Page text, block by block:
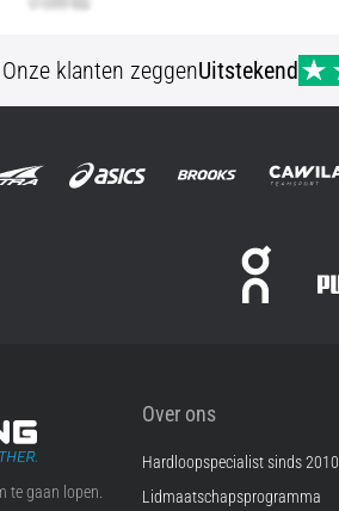
Onze klanten zeggenUitstekend
te gaan lopen.
Over ons
Hardloopspecialist sinds 2010
Lidmaatschapsprogramma